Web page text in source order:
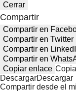
Cerrar
Compartir
Compartir en
Compartir en Twitter
Compartir en
Compartir en
Copiar enlace
DescargarDescargar
Compartir desde el